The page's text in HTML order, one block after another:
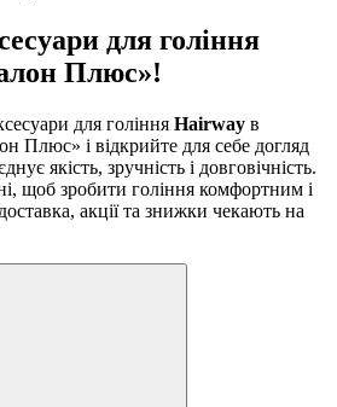
для гоління
Плюс»!
для гоління Hairway в
Плюс» і відкрийте для себе догляд
якість, зручність і довговічність.
щоб зробити гоління комфортним і
акції та знижки чекають на